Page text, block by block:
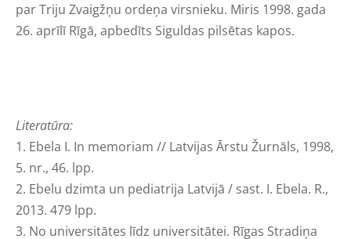
par Triju Zvaigžņu ordeņa virsnieku. Miris 1998. gada
26. aprīlī Rīgā, apbedīts Siguldas pilsētas kapos.
Literatūra:
1. Ebela I. In memoriam // Latvijas Ārstu Žurnāls, 1998,
5. nr., 46. lpp.
2. Ebelu dzimta un pediatrija Latvijā / sast. I. Ebela. R.,
2013. 479 lpp.
3. No universitātes līdz universitātei. Rīgas Stradiņa